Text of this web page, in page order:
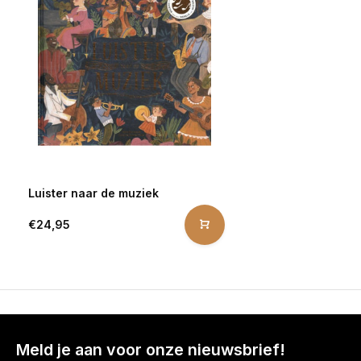
Luister naar de muziek
€24,95
Meld je aan voor onze nieuwsbrief!